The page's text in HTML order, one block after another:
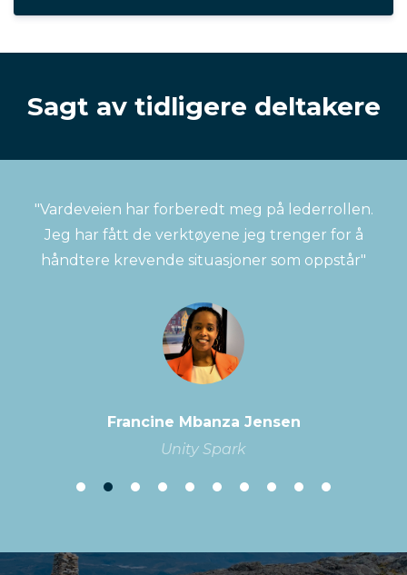
Sagt av tidligere deltakere
"Vardeveien har forberedt meg på lederrollen.
Jeg har fått de verktøyene jeg trenger for å
håndtere krevende situasjoner som oppstår"
Francine Mbanza Jensen
Unity Spark